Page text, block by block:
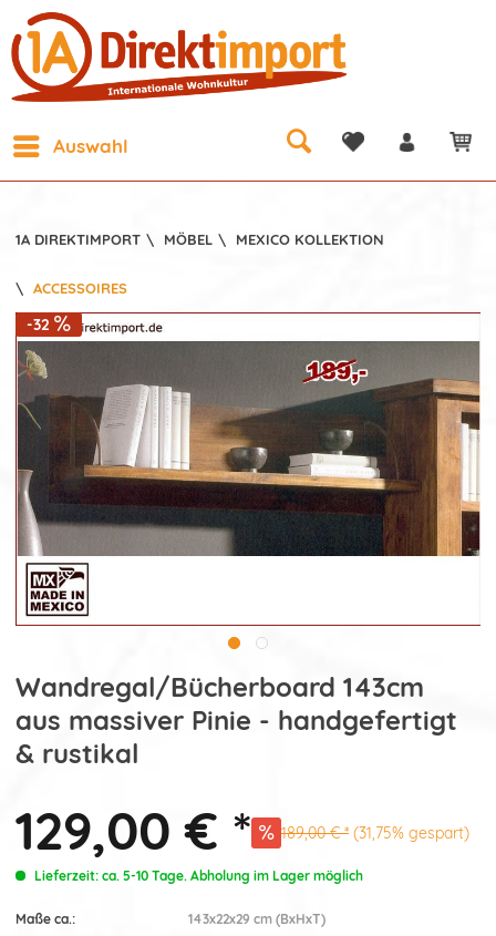
Auswahl
1A DIREKTIMPORT \ MÖBEL \ MEXICO KOLLEKTION
\ ACCESSOIRES
-32
Wandregal/Bücherboard 143cm
aus massiver Pinie - handgefertigt
& rustikal
129,00 € * 189,00 € * (31,75% gespart)
Lieferzeit: ca. 5-10 Tage. Abholung im Lager möglich
Maße ca.:
143x22x29 cm (BxHxT)